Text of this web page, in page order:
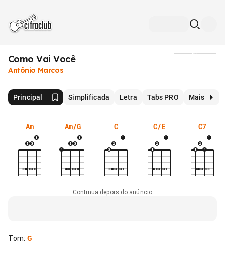
Como Vai Você
Antônio Marcos
Principal Simplificada Letra Tabs PRO Mais
Am Am/G C C/E C7
Continua depois do anúncio
Tom: G